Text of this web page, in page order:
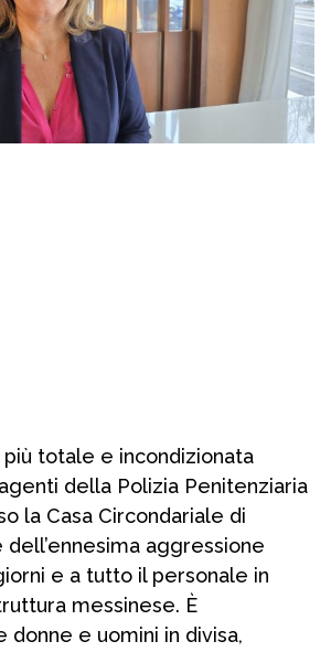
più totale e incondizionata
della Polizia Penitenziaria
la Casa Circondariale di
aggressione
e a tutto il personale in
messinese. È
donne e uomini in divisa,